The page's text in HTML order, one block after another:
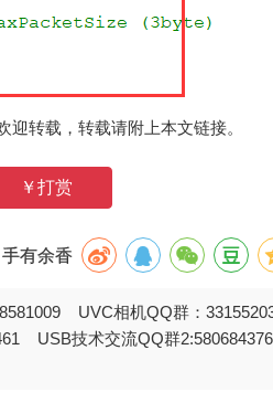
迎转载，转载请附上本文链接。
￥打赏
有余香
UVC相机QQ群：
USB技术交流QQ群